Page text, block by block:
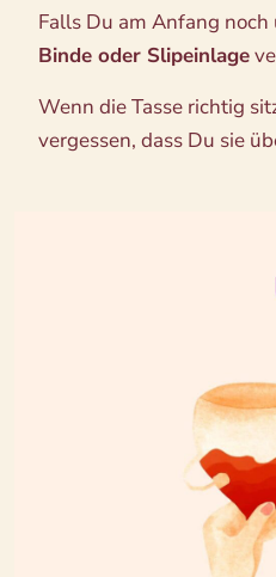
Falls Du am Anfang
Binde oder Slipeinlage
Wenn die Tasse richtig
vergessen, dass Du sie